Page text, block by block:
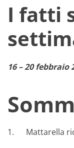
I fatti
16 – 20 febbraio
1. Mattarella